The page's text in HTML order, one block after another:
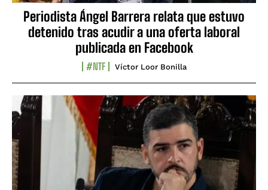
Periodista Ángel Barrera relata que estuvo
detenido tras acudir a una oferta laboral
publicada en Facebook
#NTF Víctor Loor Bonilla